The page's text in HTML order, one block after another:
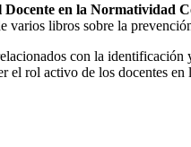
en la Normatividad
varios libros sobre la
con la
el rol activo de los docentes